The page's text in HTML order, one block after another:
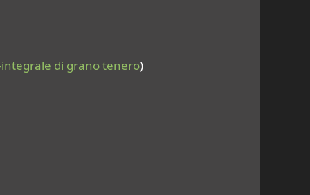
di grano tenero)